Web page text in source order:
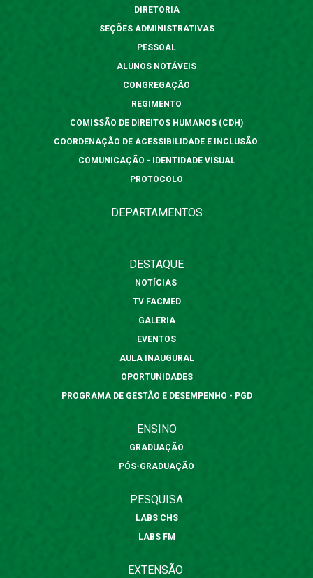
DIRETORIA
SEÇÕES ADMINISTRATIVAS
PESSOAL
ALUNOS NOTÁVEIS
CONGREGAÇÃO
REGIMENTO
COMISSÃO DE DIREITOS HUMANOS (CDH)
COORDENAÇÃO DE ACESSIBILIDADE E INCLUSÃO
COMUNICAÇÃO - IDENTIDADE VISUAL
PROTOCOLO
DEPARTAMENTOS
DESTAQUE
NOTÍCIAS
TV FACMED
GALERIA
EVENTOS
AULA INAUGURAL
OPORTUNIDADES
PROGRAMA DE GESTÃO E DESEMPENHO - PGD
ENSINO
GRADUAÇÃO
PÓS-GRADUAÇÃO
PESQUISA
LABS CHS
LABS FM
EXTENSÃO